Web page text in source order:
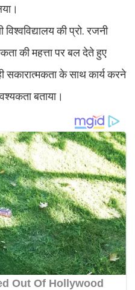
की प्रो. रजनी
की महत्ता पर बल देते हुए
सकारात्मकता के साथ कार्य करने
बताया।